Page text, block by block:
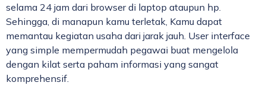
selama 24 jam dari browser di laptop ataupun hp.
Sehingga, di manapun kamu terletak, Kamu dapat
memantau kegiatan usaha dari jarak jauh. User interface
yang simple mempermudah pegawai buat mengelola
dengan kilat serta paham informasi yang sangat
komprehensif.